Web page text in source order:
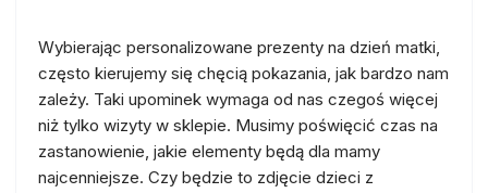
Wybierając personalizowane prezenty na dzień matki,
często kierujemy się chęcią pokazania, jak bardzo nam
zależy. Taki upominek wymaga od nas czegoś więcej
niż tylko wizyty w sklepie. Musimy poświęcić czas na
zastanowienie, jakie elementy będą dla mamy
najcenniejsze. Czy będzie to zdjęcie dzieci z